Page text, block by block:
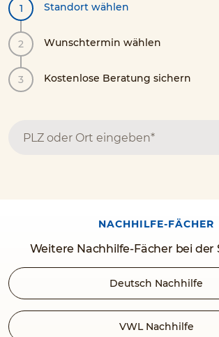
Standort wählen
Wunschtermin wählen
Kostenlose Beratung sichern
NACHHILFE-FÄCHER
Weitere Nachhilfe-Fächer bei der
Deutsch Nachhilfe
VWL Nachhilfe